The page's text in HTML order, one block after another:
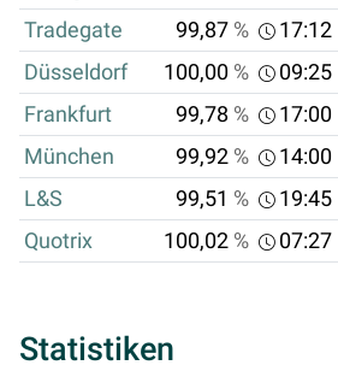
Tradegate
99,87 % 17:12
Düsseldorf
100,00 %
09:25
Frankfurt
99,78 %
17:00
München
99,92 %
14:00
L&S
99,51 %
19:45
Quotrix
100,02 % 07:27
Statistiken